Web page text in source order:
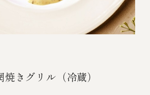
きグリル（冷蔵）